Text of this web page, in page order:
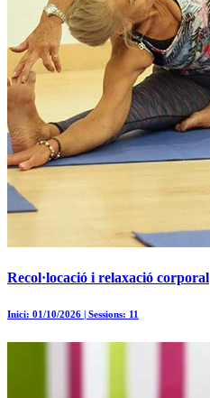
Recol·locació i relaxació corporal
Inici: 01/10/2026 | Sessions: 11